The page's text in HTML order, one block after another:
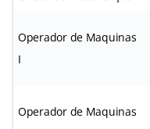
Operador de Maquinas
I
Operador de Maquinas